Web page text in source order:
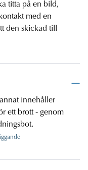
titta på en bild,
med en
den skickad till
innehåller
ett brott - genom